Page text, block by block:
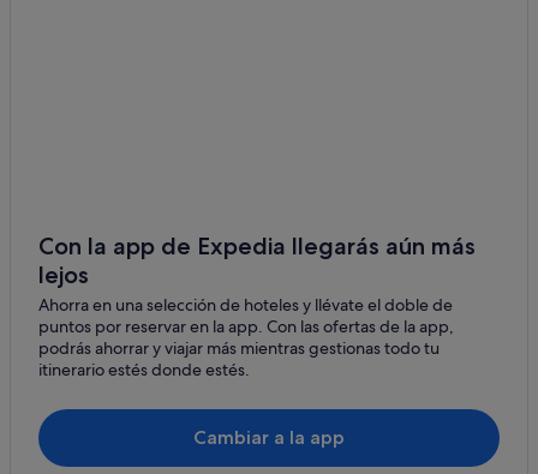
Con la app de Expedia llegarás aún más
lejos
Ahorra en una selección de hoteles y llévate el doble de
puntos por reservar en la app. Con las ofertas de la app,
podrás ahorrar y viajar más mientras gestionas todo tu
itinerario estés donde estés.
Cambiar a la app